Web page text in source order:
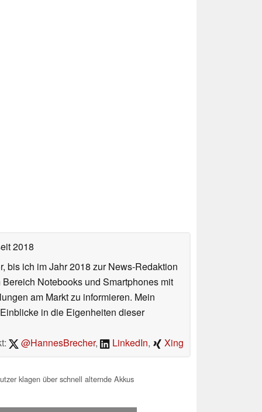
2018
bis ich im Jahr 2018 zur News-Redaktion
Notebooks und Smartphones mit
am Markt zu informieren. Mein
in die Eigenheiten dieser
@HannesBrecher, LinkedIn, Xing
klagen über schnell alternde Akkus